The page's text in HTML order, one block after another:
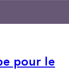
pour le